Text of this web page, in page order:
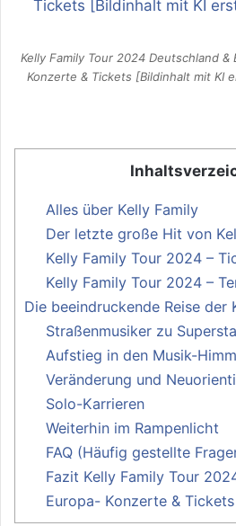
Kelly Family Tour 2024 Deutschland &
Konzerte & Tickets [Bildinhalt mit KI
Alles über Kelly Family
Der letzte große Hit von
Kelly Family Tour 2024 –
Kelly Family Tour 2024 –
Die beeindruckende Reise der
Straßenmusiker zu
Aufstieg in den Musik-
Veränderung und
Solo-Karrieren
Weiterhin im Rampenlicht
FAQ (Häufig gestellte
Fazit Kelly Family Tour
Europa- Konzerte & Tickets